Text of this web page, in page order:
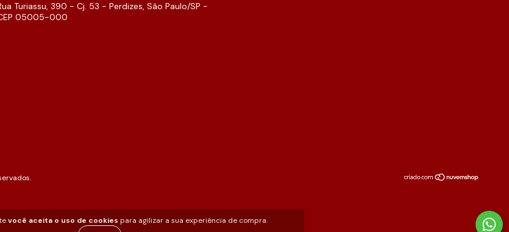
você aceita o uso de cookies para agilizar a sua experiência de compra.
Turiassu, 390 - Cj. 53 - Perdizes, São Paulo/SP -
05005-000